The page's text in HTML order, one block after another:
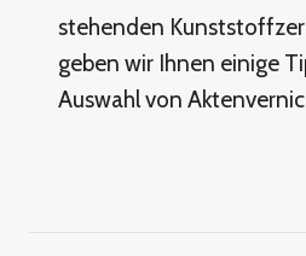
stehenden
geben wir Ihnen einige
Auswahl von